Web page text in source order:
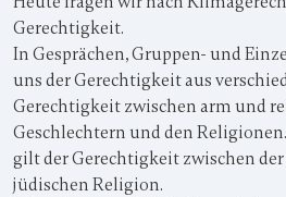
Gerechtigkeit.
In Gesprächen, Gruppen- und
uns der Gerechtigkeit aus
Gerechtigkeit zwischen arm und
Geschlechtern und den
gilt der Gerechtigkeit zwischen
jüdischen Religion.